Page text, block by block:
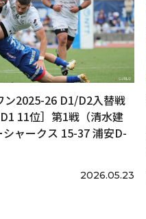
ン2025-26 D1/D2入替戦
D1 11位］第1戦（清水建
ャークス 15-37 浦安D-
2026.05.23